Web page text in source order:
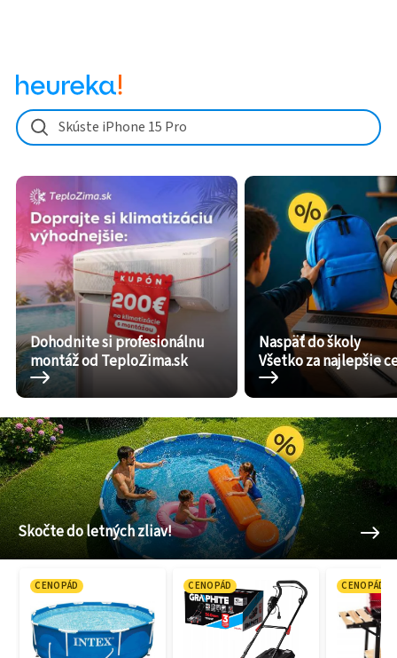
Skúste iPhone 15 Pro
Dohodnite si profesionálnu
montáž od TeploZima.sk
Naspäť do školy
Všetko za najlepšie
Skočte do letných zliav!
CENOPÁD CENOPÁD CENOPÁD